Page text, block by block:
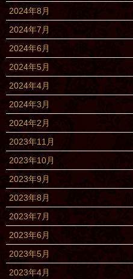
2024年8月
2024年7月
2024年6月
2024年5月
2024年4月
2024年3月
2024年2月
2023年11月
2023年10月
2023年9月
2023年8月
2023年7月
2023年6月
2023年5月
2023年4月